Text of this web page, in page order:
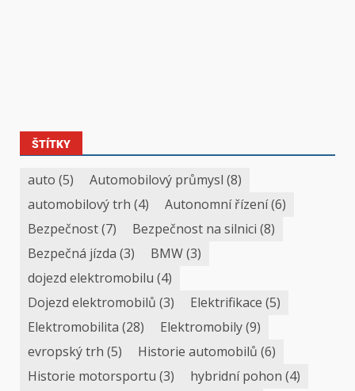
ŠTÍTKY
auto (5) Automobilový průmysl (8)
automobilový trh (4) Autonomní řízení(6)
Bezpečnost(7) Bezpečnost na silnici (8)
Bezpečná jízda (3) BMW(3)
dojezd elektromobilu (4)
Dojezd elektromobilů (3) Elektrifikace (5)
Elektromobilita (28) Elektromobily(9)
evropský trh (5) Historie automobilů (6)
Historie motorsportu (3) hybridní pohon (4)